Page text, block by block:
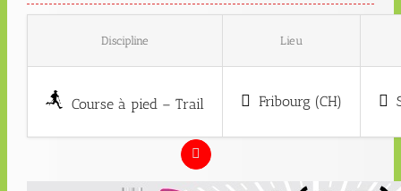
Discipline Lieu
Course à pied – Trail Fribourg (CH)